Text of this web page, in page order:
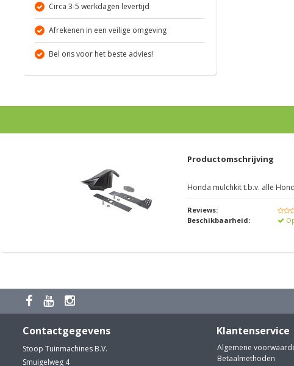
Circa 3-5 werkdagen levertijd
Afrekenen in een veilige omgeving
Bel ons voor het beste advies!
Productomschrijving
Honda mulchkit t.b.v. alle
Reviews:
Beschikbaarheid:
Contactgegevens
Stoop Tuinmachines B.V.
Smuigelweg 4
Klantenservice
Algemene
Betaalmethoden